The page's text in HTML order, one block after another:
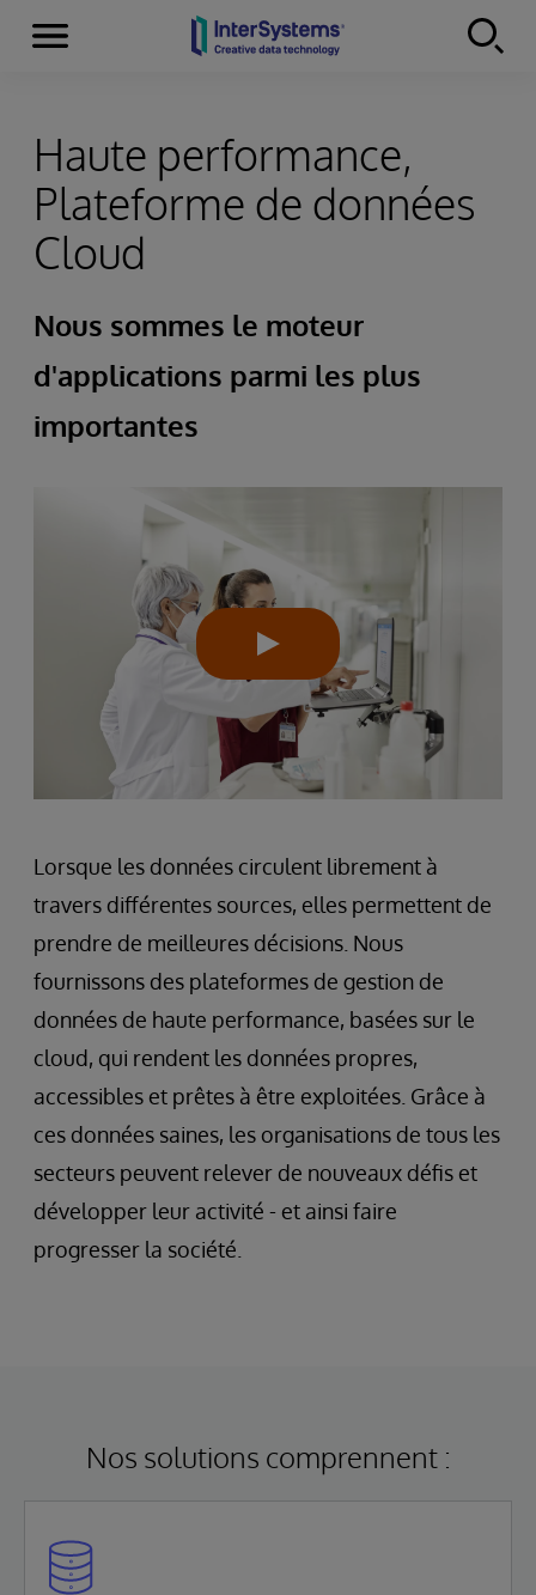
Skip to content
Menu
Haute performance,
Plateforme de données
Cloud
Nous sommes le moteur
d'applications parmi les plus
importantes
Lorsque les données circulent librement à
travers différentes sources, elles permettent de
prendre de meilleures décisions. Nous
fournissons des plateformes de gestion de
données de haute performance, basées sur le
cloud, qui rendent les données propres,
accessibles et prêtes à être exploitées. Grâce à
ces données saines, les organisations de tous les
secteurs peuvent relever de nouveaux défis et
développer leur activité - et ainsi faire
progresser la société.
Nos solutions comprennent :